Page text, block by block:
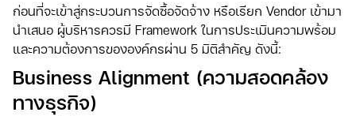
ก่อนที่จะเข้าสู่กระบวนการจัดซื้อจัดจ้าง หรือเรียก Vendor เข้ามา
นำเสนอ ผู้บริหารควรมี Framework ในการประเมินความพร้อม
และความต้องการขององค์กรผ่าน 5 มิติสำคัญ ดังนี้:
Business Alignment (ความสอดคล้อง
ทางธุรกิจ)